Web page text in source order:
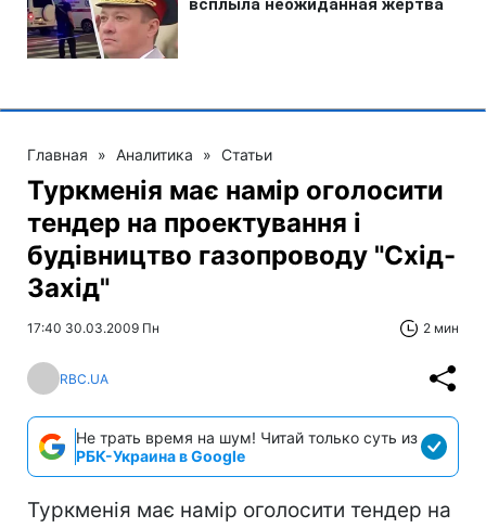
Главная » Аналитика » Статьи
Туркменія має намір оголосити
тендер на проектування і
будівництво газопроводу "Схід-
Захід"
17:40 30.03.2009 Пн 2 мин
RBC.UA
Не трать время на шум! Читай только суть из
РБК-Украина в Google
Туркменія має намір оголосити тендер на